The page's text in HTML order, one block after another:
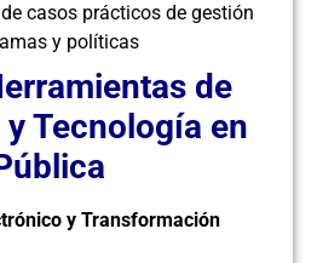
casos prácticos de gestión
y políticas
de
Tecnología en
y Transformación